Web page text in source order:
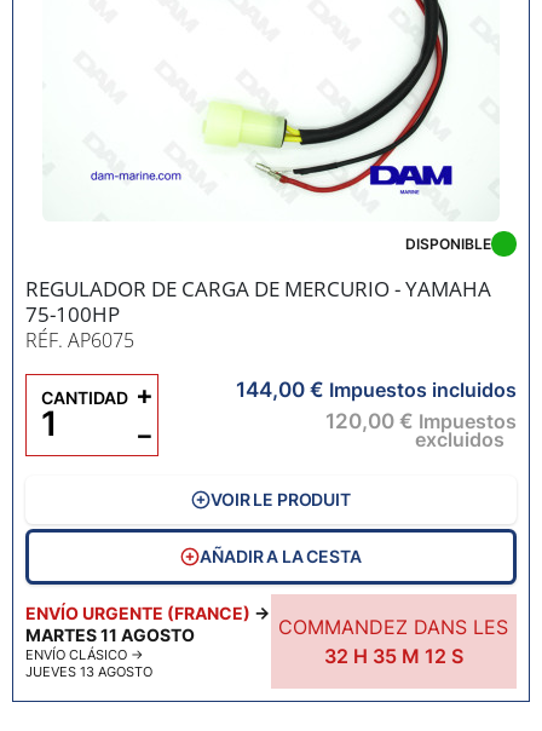
REGULADOR DE CARGA DE MERCURIO - YAMAHA
75-100HP
RÉF. AP6075
ENVÍO URGENTE (FRANCE) →
MARTES 11 AGOSTO
ENVÍO CLÁSICO →
JUEVES 13 AGOSTO
COMMANDEZ DANS LES
32 H 35 M11S
DISPONIBLE
144,00 € Impuestos incluidos
120,00 € Impuestos
excluidos
CANTIDAD
−
+
VOIR LE PRODUIT
AÑADIR A LA CESTA